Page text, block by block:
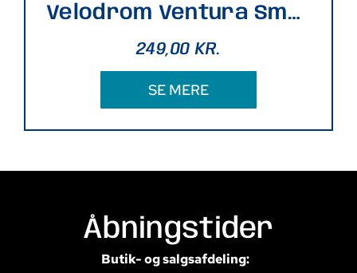
Velodrom Ventura Smoke
249,00KR.
SE MERE
Åbningstider
Butik- og salgsafdeling: